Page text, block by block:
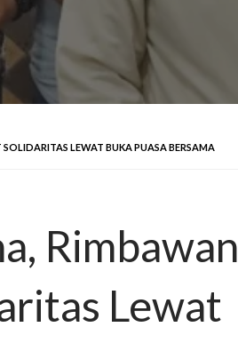
LEWAT BUKA PUASA BERSAMA
Rimbawan
Lewat